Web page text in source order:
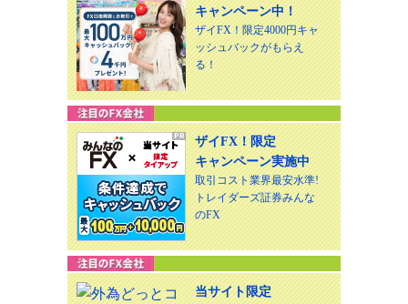
キャンペーン中！
ザイFX！限定4000円キャ
ッシュバックがもらえ
る！
ザイFX！限定
キャンペーン実施中
取引コスト業界最安水準!
トレイダーズ証券みんな
のFX
当サイト限定